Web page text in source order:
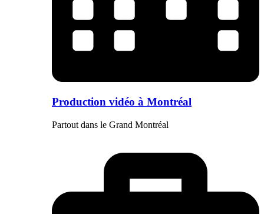
Production vidéo à Montréal
Partout dans le Grand Montréal